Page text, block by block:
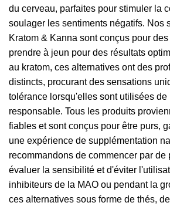
du cerveau, parfaites pour stimuler la
soulager les sentiments négatifs. Nos
Kratom & Kanna sont conçus pour
prendre à jeun pour des résultats
au kratom, ces alternatives ont des
distincts, procurant des sensations
tolérance lorsqu'elles sont utilisées de
responsable. Tous les produits
fiables et sont conçus pour être purs,
une expérience de supplémentation
recommandons de commencer par de
évaluer la sensibilité et d'éviter
inhibiteurs de la MAO ou pendant la
ces alternatives sous forme de thés,